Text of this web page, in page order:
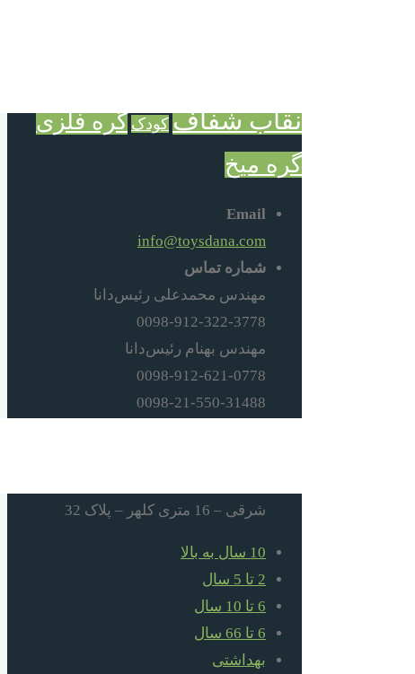
نقاب شفاف کودک گره فلزی
گره میخ
Email
info@toysdana.com
شماره تماس
مهندس محمدعلی رئیس‌دانا
0098-912-322-3778
مهندس بهنام رئیس‌دانا
0098-912-621-0778
0098-21-550-31488
شرقی – 16 متری کلهر – پلاک 32
10 سال به بالا
2 تا 5 سال
6 تا 10 سال
6 تا 66 سال
بهداشتی